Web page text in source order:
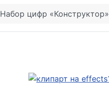
Набор цифр «Конструктор»